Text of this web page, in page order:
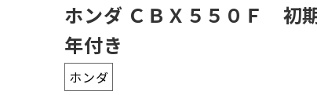
ホンダ ＣＢＸ５５０Ｆ
年付き
ホンダ